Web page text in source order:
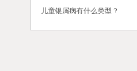
儿童银屑病有什么类型？